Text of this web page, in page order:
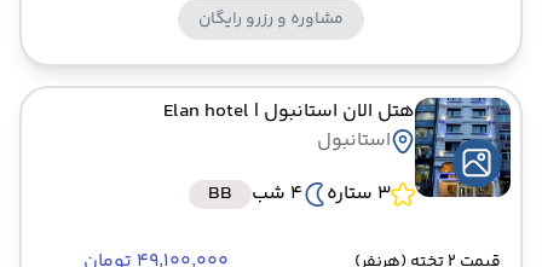
مشاوره و رزرو رایگان
هتل الان استانبول | Elan hotel
استانبول
3 ستاره
4 شب BB